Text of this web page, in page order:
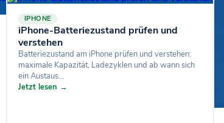
IPHONE
iPhone-Batteriezustand prüfen und
verstehen
Batteriezustand am iPhone prüfen und verstehen:
maximale Kapazität, Ladezyklen und ab wann sich
ein Austaus...
Jetzt lesen →